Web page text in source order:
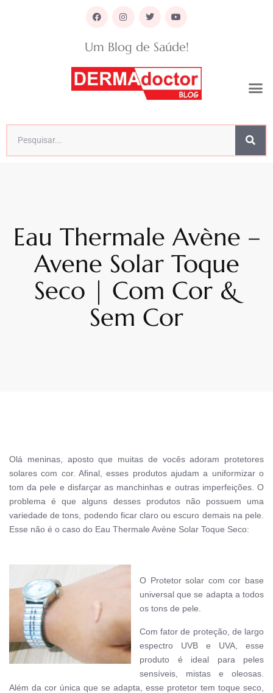
Um Blog de Saúde!
Eau Thermale Avène –
Avene Solar Toque
Seco | Com Cor &
Sem Cor
Olá meninas, aposto que muitas de vocês adoram protetores
solares com cor. Afinal, esses produtos ajudam a uniformizar o
tom da pele e disfarçar as manchinhas e outras imperfeições. O
problema é que alguns desses produtos não possuem uma
variedade de tons, podendo ficar claro ou escuro demais na pele.
Esse não é o caso do Eau Thermale Avène Solar Toque Seco:
O Protetor solar comcor base
universal que se adapta a todos
os tons de pele.
Com fator de proteção, de largo
espectro UVB e UVA, esse
produto é ideal para peles
sensíveis, mistas e oleosas.
Além da cor única que se adapta, esse protetor tem toque seco,